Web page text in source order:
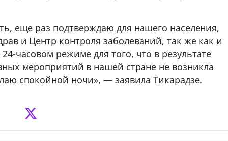
еще раз подтверждаю для нашего населения,
и Центр контроля заболеваний, так же как и
часовом режиме для того, что в результате
мероприятий в нашей стране не возникла
спокойной ночи», — заявила Тикарадзе.
в